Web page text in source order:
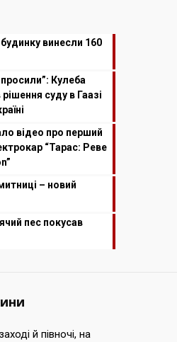
винесли 160
Кулеба
суду в Гаазі
відео про перший
“Тарас: Реве
– новий
пес покусав
й півночі, на